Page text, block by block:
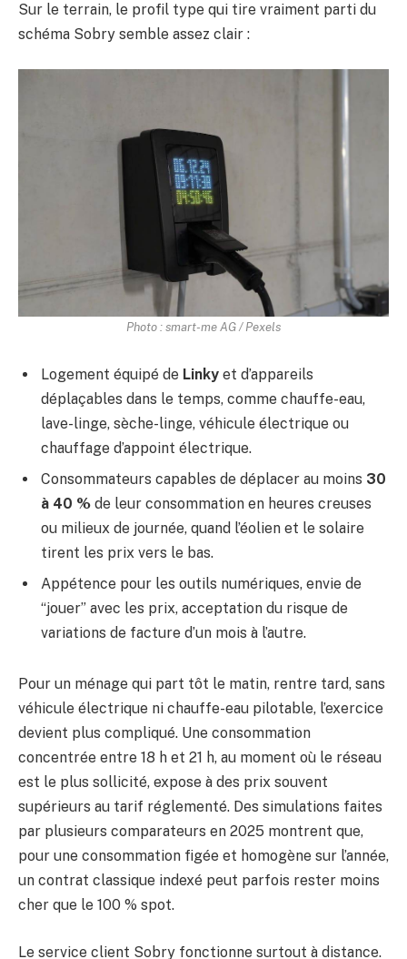
Sur le terrain, le profil type qui tire vraiment parti du
schéma Sobry semble assez clair :
Photo : smart-me AG / Pexels
Logement équipé de Linky et d’appareils
déplaçables dans le temps, comme chauffe-eau,
lave-linge, sèche-linge, véhicule électrique ou
chauffage d’appoint électrique.
Consommateurs capables de déplacer au moins 30
à 40 % de leur consommation en heures creuses
ou milieux de journée, quand l’éolien et le solaire
tirent les prix vers le bas.
Appétence pour les outils numériques, envie de
“jouer” avec les prix, acceptation du risque de
variations de facture d’un mois à l’autre.
Pour un ménage qui part tôt le matin, rentre tard, sans
véhicule électrique ni chauffe-eau pilotable, l’exercice
devient plus compliqué. Une consommation
concentrée entre 18 h et 21 h, au moment où le réseau
est le plus sollicité, expose à des prix souvent
supérieurs au tarif réglementé. Des simulations faites
par plusieurs comparateurs en 2025 montrent que,
pour une consommation figée et homogène sur l’année,
un contrat classique indexé peut parfois rester moins
cher que le 100 % spot.
Le service client Sobry fonctionne surtout à distance.